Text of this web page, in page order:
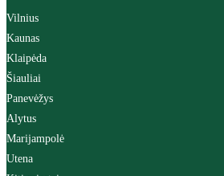
Vilnius
Kaunas
Klaipėda
Šiauliai
Panevėžys
Alytus
Marijampolė
Utena